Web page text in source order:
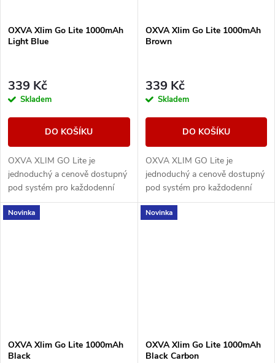
OXVA Xlim Go Lite 1000mAh
Light Blue
339 Kč
Skladem
DO KOŠÍKU
OXVA XLIM GO Lite je
jednoduchý a cenově dostupný
pod systém pro každodenní
vapování. Nabízí baterii 1000
mAh, nastavitelný airflow, RGB
OXVA Xlim Go Lite 1000mAh
Brown
339 Kč
Skladem
DO KOŠÍKU
OXVA XLIM GO Lite je
jednoduchý a cenově dostupný
pod systém pro každodenní
vapování. Nabízí baterii 1000
mAh, nastavitelný airflow, RGB
Novinka
OXVA Xlim Go Lite 1000mAh
Black
Novinka
OXVA Xlim Go Lite 1000mAh
Black Carbon